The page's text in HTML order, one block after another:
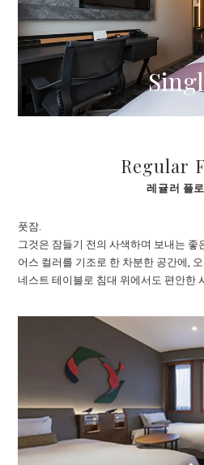
Regular
레귤러 플
풋잠.
그것은 잠들기 전의 사색하며 보내는 좋
어스 컬러를 기조로 한 차분한 공간에,
네스트 테이블로 침대 위에서도 편안한